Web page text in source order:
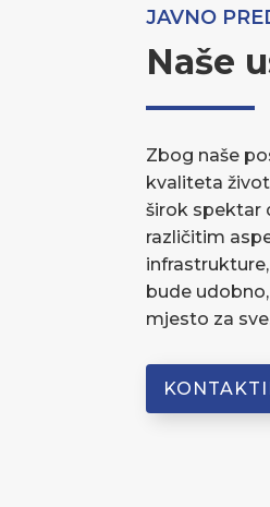
JAVNO
Naše
Zbog naše
kvaliteta
širok spektar
različitim
bude
mjesto za